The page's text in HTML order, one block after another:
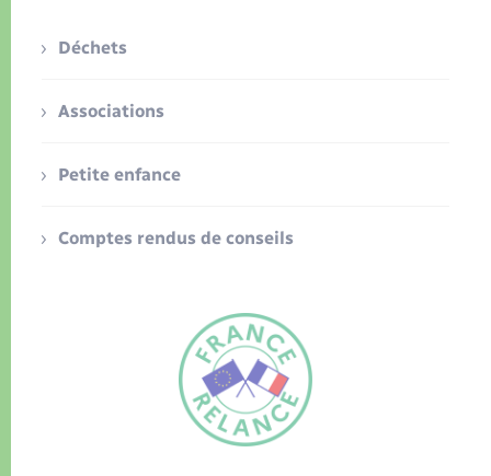
Déchets
Associations
Petite enfance
Comptes rendus de conseils